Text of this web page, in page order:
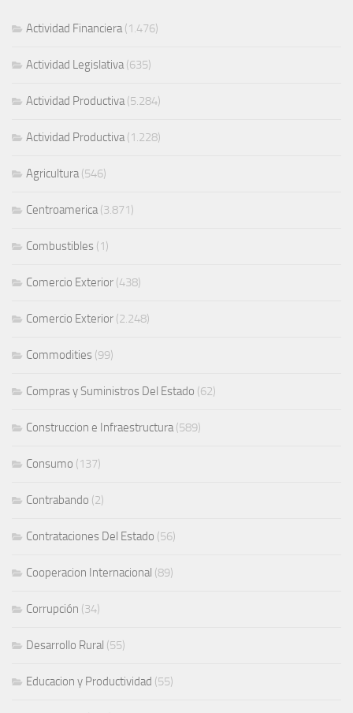
Actividad Financiera(1.476)
Actividad Legislativa(635)
Actividad Productiva(5.284)
Actividad Productiva(1.228)
Agricultura(546)
Centroamerica(3.871)
Combustibles (1)
Comercio Exterior (438)
Comercio Exterior (2.248)
Commodities (99)
Compras y Suministros Del Estado (62)
Construccion e Infraestructura(589)
Consumo (137)
Contrabando (2)
Contrataciones Del Estado (56)
Cooperacion Internacional (89)
Corrupción (34)
Desarrollo Rural (55)
Educacion y Productividad (55)